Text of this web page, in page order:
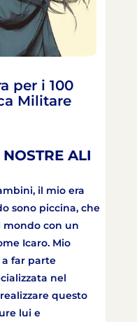
per i 100
Militare
ALI
il mio era
sono piccina, che
mondo con un
Icaro. Mio
far parte
nel
questo
lui e